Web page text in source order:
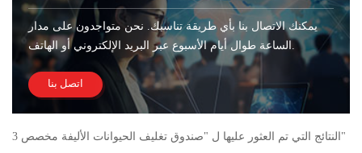
يمكنك الاتصال بنا بأي طريقة تناسبك. نحن متواجدون على مدار
الساعة طوال أيام الأسبوع عبر البريد الإلكتروني أو الهاتف.
اتصل بنا
3 النتائج التي تم العثور عليها ل "صندوق تغليف الحيوانات الأليفة مخصص"